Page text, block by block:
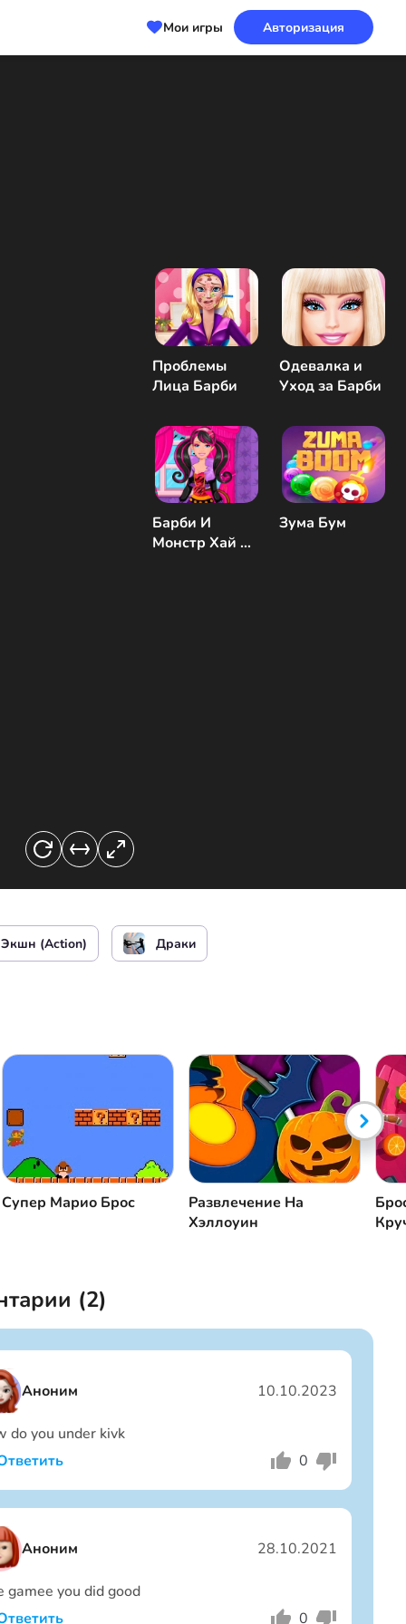
Мои игры Авторизация
Проблемы
Лица Барби
Одевалка и
Уход за Барби
Барби И
Монстр Хай На
Зума Бум
удар ногой
Экшн (Action) Драки
Супер Марио Брос
Развлечение На
Хэллоуин
(2)
Аноним 10.10.2023
do you under kivk
0
Я мальчик
Я девочка
Аноним 28.10.2021
gamee you did good
0